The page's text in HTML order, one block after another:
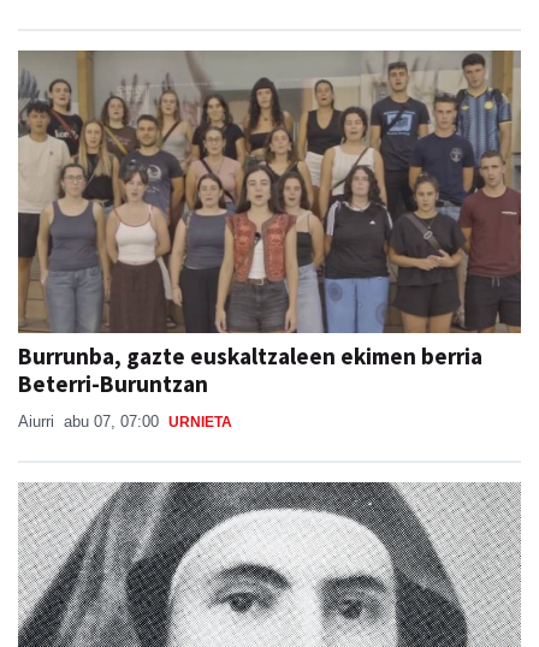
Burrunba, gazte euskaltzaleen ekimen berria
Beterri-Buruntzan
Aiurri abu 07, 07:00 URNIETA